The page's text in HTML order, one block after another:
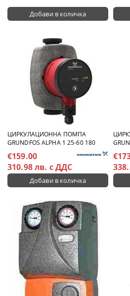
ЦИРКУЛАЦИОННА ПОМПА
GRUNDFOS ALPHA 1 25-60 180
€159.00
310.98 лв. с ДДС